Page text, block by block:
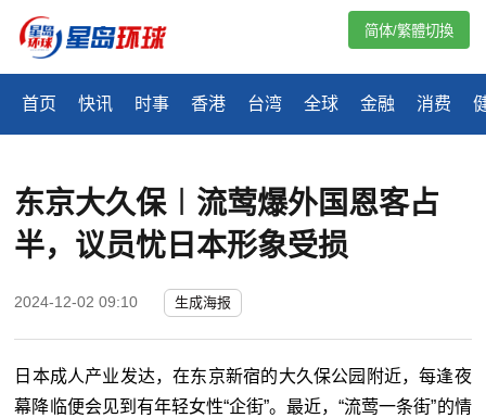
首页 快讯 时事 香港 台湾 全球 金融 消费
简体/繁體切換
东京大久保︱流莺爆外国恩客占
半，议员忧日本形象受损
2024-12-02 09:10 生成海报
日本成人产业发达，在东京新宿的大久保公园附近，每逢夜
幕降临便会见到有年轻女性“企街”。最近，“流莺一条街”的情